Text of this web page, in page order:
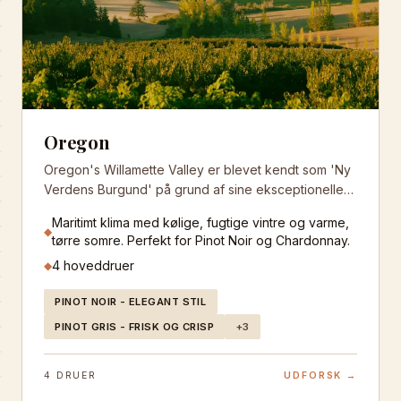
Oregon
Oregon's Willamette Valley er blevet kendt som 'Ny
Verdens Burgund' på grund af sine eksceptionelle
skaber elegante, terroir-drevne vine.
◆
Maritimt klima med kølige, fugtige vintre og varme,
tørre somre. Perfekt for Pinot Noir og Chardonnay.
◆4 hoveddruer
PINOT NOIR - ELEGANT STIL
PINOT GRIS - FRISK OG CRISP
+3
4 DRUER UDFORSK →